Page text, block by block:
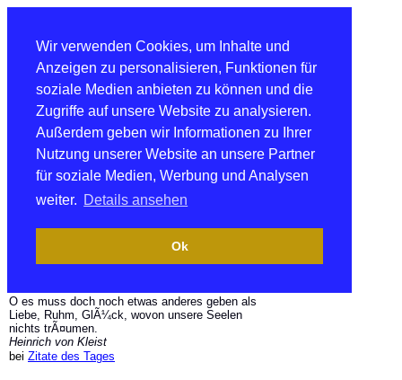
Wir verwenden Cookies, um Inhalte und
Anzeigen zu personalisieren, Funktionen für
soziale Medien anbieten zu können und die
Zugriffe auf unsere Website zu analysieren.
Außerdem geben wir Informationen zu Ihrer
Nutzung unserer Website an unsere Partner
für soziale Medien, Werbung und Analysen
weiter. Details ansehen
Ok
O es muss doch noch etwas anderes geben als
Liebe, Ruhm, GlÃ¼ck, wovon unsere Seelen
nichts trÃ¤umen.
Heinrich von Kleist
bei Zitate des Tages